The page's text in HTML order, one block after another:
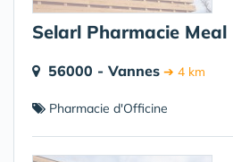
Selarl Pharmacie Meal
56000 - Vannes ➔ 4 km
Pharmacie d'Officine